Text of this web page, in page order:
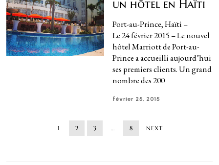
un hôtel en Haïti
Port-au-Prince, Haïti –
Le 24 février 2015 – Le nouvel
hôtel Marriott de Port-au-
Prince a accueilli aujourd’hui
ses premiers clients. Un grand
nombre des 200
février 25, 2015
1 2 3 8 NEXT